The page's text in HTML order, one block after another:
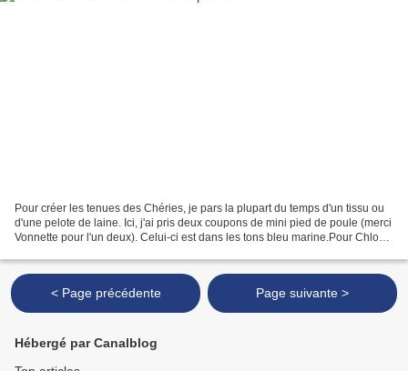
Pour créer les tenues des Chéries, je pars la plupart du temps d'un tissu ou
d'une pelote de laine. Ici, j'ai pris deux coupons de mini pied de poule (merci
Vonnette pour l'un deux). Celui-ci est dans les tons bleu marine.Pour Chloé,
< Page précédente Page suivante >
Hébergé par Canalblog